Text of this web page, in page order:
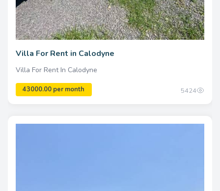
Villa For Rent in Calodyne
Villa For Rent In Calodyne
5424